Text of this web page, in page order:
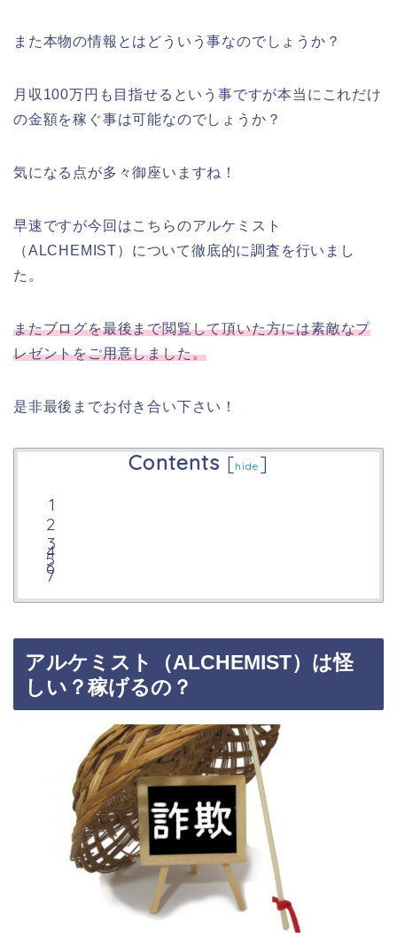
また本物の情報とはどういう事なのでしょうか？
月収100万円も目指せるという事ですが本当にこれだけ
の金額を稼ぐ事は可能なのでしょうか？
気になる点が多々御座いますね！
早速ですが今回はこちらのアルケミスト
（ALCHEMIST）について徹底的に調査を行いまし
た。
またブログを最後まで閲覧して頂いた方には素敵なプ
レゼントをご用意しました。
是非最後までお付き合い下さい！
Contents [hide ]
アルケミスト（ALCHEMIST）は怪
しい？稼げるの？